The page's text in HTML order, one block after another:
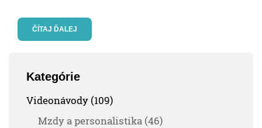
ČÍTAJ ĎALEJ
Kategórie
Videonávody (109)
Mzdy a personalistika (46)